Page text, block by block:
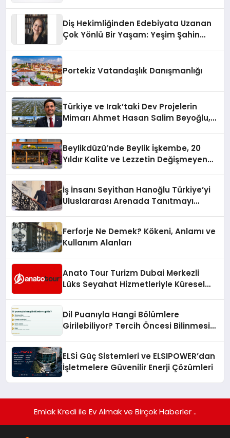
Diş Hekimliğinden Edebiyata Uzanan
Çok Yönlü Bir Yaşam: Yeşim Şahin
Portekiz Vatandaşlık Danışmanlığı
Türkiye ve Irak’taki Dev Projelerin
Mimarı Ahmet Hasan Salim Beyoğlu,
Hayata Geçirecek
Beylikdüzü’nde Beylik İşkembe, 20
Yıldır Kalite ve Lezzetin Değişmeyen
İş İnsanı Seyithan Hanoğlu Türkiye’yi
Uluslararası Arenada Tanıtmayı
Ferforje Ne Demek? Kökeni, Anlamı ve
Kullanım Alanları
Anato Tour Turizm Dubai Merkezli
Lüks Seyahat Hizmetleriyle Küresel
Dil Puanıyla Hangi Bölümlere
Girilebiliyor? Tercih Öncesi Bilinmesi
ELSİ Güç Sistemleri ve ELSIPOWER’dan
İşletmelere Güvenilir Enerji Çözümleri
Emlak Kredi ile Ev Almak ve Birçok Haberler ..